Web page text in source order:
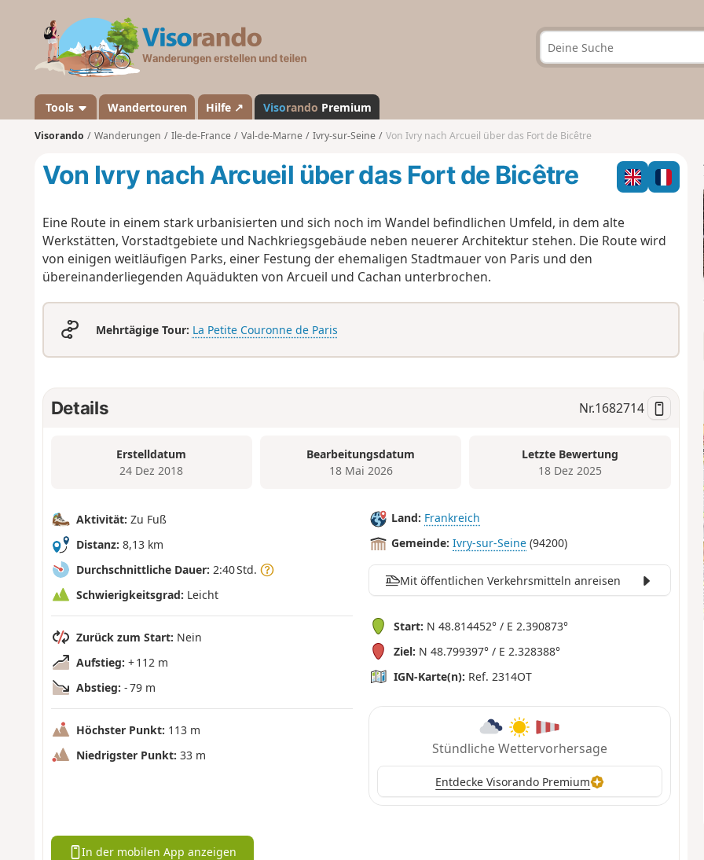
a
n
d
Tools Wandertouren Hilfe ↗ Visorando Premium
Visorando Wanderungen Ile-de-France Val-de-Marne Ivry-sur-Seine Von Ivry nach Arcueil über das Fort de Bicêtre
Von Ivry nach Arcueil über das Fort de Bicêtre
Eine Route in einem stark urbanisierten und sich noch im Wandel befindlichen Umfeld, in dem alte
Werkstätten, Vorstadtgebiete und Nachkriegsgebäude neben neuerer Architektur stehen. Die Route wird
von einigen weitläufigen Parks, einer Festung der ehemaligen Stadtmauer von Paris und den
übereinanderliegenden Aquädukten von Arcueil und Cachan unterbrochen.
Mehrtägige Tour: La Petite Couronne de Paris
Details Nr.1682714
Erstelldatum
24 Dez 2018
Bearbeitungsdatum
18 Mai 2026
Letzte Bewertung
18 Dez 2025
Aktivität: Zu Fuß
Distanz: 8,13 km
Durchschnittliche Dauer: 2:40 Std.
Schwierigkeitsgrad: Leicht
Zurück zum Start: Nein
Aufstieg: + 112 m
Abstieg: - 79 m
Höchster Punkt: 113 m
Niedrigster Punkt: 33 m
Land: Frankreich
Gemeinde: Ivry-sur-Seine (94200)
Mit öffentlichen Verkehrsmitteln anreisen
Start: N 48.814452° / E 2.390873°
Ziel: N 48.799397° / E 2.328388°
IGN-Karte(n): Ref. 2314OT
Stündliche Wettervorhersage
Entdecke Visorando Premium
In der mobilen App anzeigen